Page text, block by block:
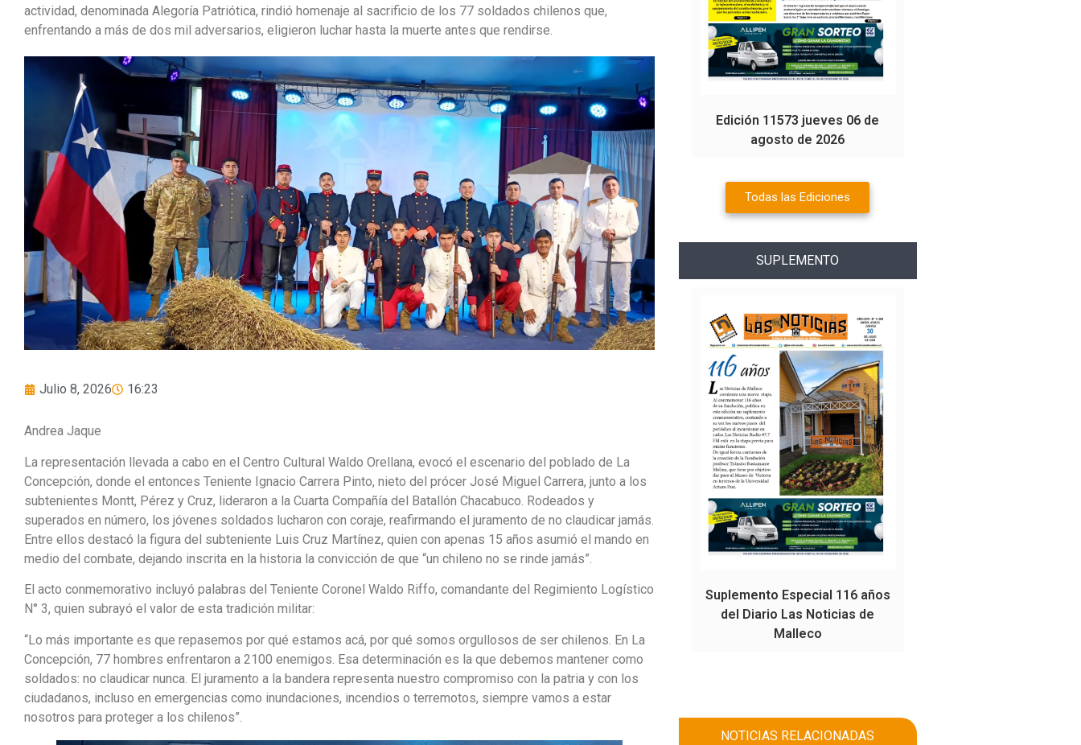
actividad, denominada Alegoría Patriótica, rindió homenaje al sacrificio de los 77 soldados chilenos que,
enfrentando a más de dos mil adversarios, eligieron luchar hasta la muerte antes que rendirse.
Julio 8, 2026 16:23
Andrea Jaque
La representación llevada a cabo en el Centro Cultural Waldo Orellana, evocó el escenario del poblado de La
Concepción, donde el entonces Teniente Ignacio Carrera Pinto, nieto del prócer José Miguel Carrera, junto a los
subtenientes Montt, Pérez y Cruz, lideraron a la Cuarta Compañía del Batallón Chacabuco. Rodeados y
superados en número, los jóvenes soldados lucharon con coraje, reafirmando el juramento de no claudicar jamás.
Entre ellos destacó la figura del subteniente Luis Cruz Martínez, quien con apenas 15 años asumió el mando en
medio del combate, dejando inscrita en la historia la convicción de que “un chileno no se rinde jamás”.
El acto conmemorativo incluyó palabras del Teniente Coronel Waldo Riffo, comandante del Regimiento Logístico
N° 3, quien subrayó el valor de esta tradición militar:
“Lo más importante es que repasemos por qué estamos acá, por qué somos orgullosos de ser chilenos. En La
Concepción, 77 hombres enfrentaron a 2100 enemigos. Esa determinación es la que debemos mantener como
soldados: no claudicar nunca. El juramento a la bandera representa nuestro compromiso con la patria y con los
ciudadanos, incluso en emergencias como inundaciones, incendios o terremotos, siempre vamos a estar
nosotros para proteger a los chilenos”.
Edición 11573 jueves 06 de
agosto de 2026
Todas las Ediciones
SUPLEMENTO
Suplemento Especial 116 años
del Diario Las Noticias de
Malleco
NOTICIAS RELACIONADAS